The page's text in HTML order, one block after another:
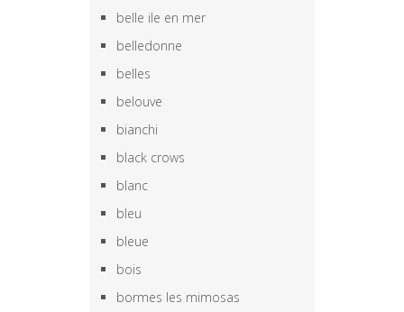
belle ile en mer
belledonne
belles
belouve
bianchi
black crows
blanc
bleu
bleue
bois
bormes les mimosas